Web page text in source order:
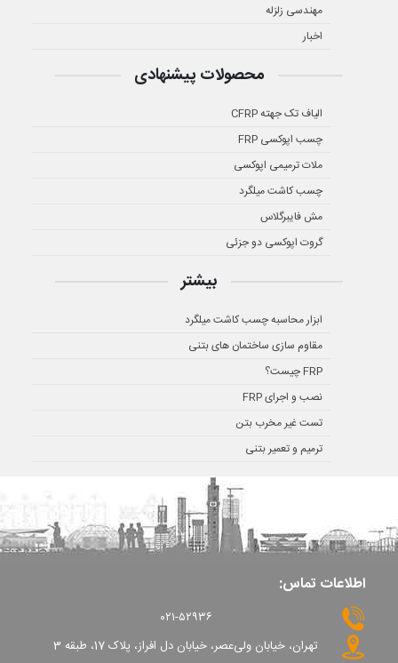
مهندسی زلزله
اخبار
محصولات پیشنهادی
الیاف تک جهته CFRP
چسب اپوکسی FRP
ملات ترمیمی اپوکسی
چسب کاشت میلگرد
مش فایبرگلاس
گروت اپوکسی دو جزئی
بیشتر
ابزار محاسبه چسب کاشت میلگرد
مقاوم سازی ساختمان های بتنی
FRP چیست؟
نصب و اجرای FRP
تست غیر مخرب بتن
ترمیم و تعمیر بتنی
اطلاعات تماس:
۰۲۱-۵۲۹۳۶
تهران، خیابان ولی‌عصر، خیابان دل افراز، پلاک 17، طبقه 3